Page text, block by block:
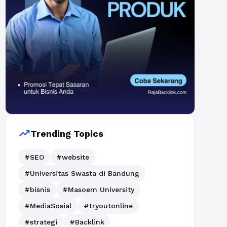
trending_upTrending Topics
#SEO
#website
#Universitas Swasta di Bandung
#bisnis
#Masoem University
#MediaSosial
#tryoutonline
#strategi
#Backlink